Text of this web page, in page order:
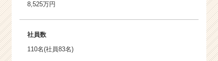
8,525万円
社員数
110名(社員83名)